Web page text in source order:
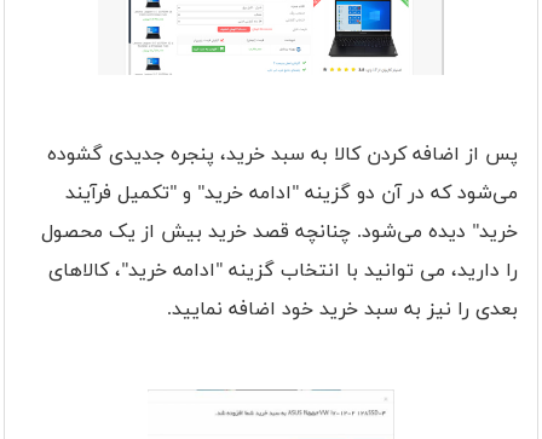
پس از اضافه کردن کالا به سبد خرید، پنجره جدیدی گشوده
می‌شود که در آن دو گزینه "ادامه خرید" و "تکمیل فرآیند
خرید" دیده می‌شود. چنانچه قصد خرید بیش از یک محصول
را دارید، می توانید با انتخاب گزینه "ادامه خرید"، کالاهای
بعدی را نیز به سبد خرید خود اضافه نمایید.